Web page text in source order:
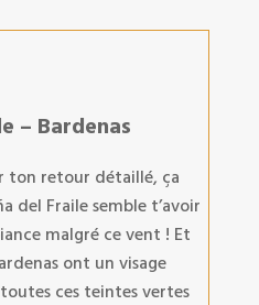
– Bardenas
ton retour détaillé, ça
del Fraile semble t’avoir
malgré ce vent ! Et
ont un visage
ces teintes vertes